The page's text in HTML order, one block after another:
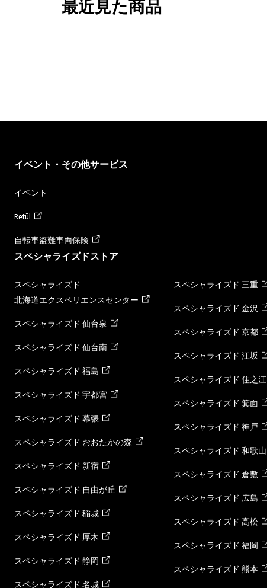
最近見た商品
イベント・その他サービス
イベント
Retül
自転車盗難車両保険
スペシャライズドストア
スペシャライズド
北海道エクスペリエンスセンター
スペシャライズド 仙台泉
スペシャライズド 仙台南
スペシャライズド 福島
スペシャライズド 宇都宮
スペシャライズド 幕張
スペシャライズド おおたかの森
スペシャライズド 新宿
スペシャライズド 自由が丘
スペシャライズド 稲城
スペシャライズド 厚木
スペシャライズド 静岡
スペシャライズド 名城
スペシャライズド 三重
スペシャライズド 金沢
スペシャライズド 京都
スペシャライズド 江坂
スペシャライズド 住之江
スペシャライズド 箕面
スペシャライズド 神戸
スペシャライズド 和歌山
スペシャライズド 倉敷
スペシャライズド 広島
スペシャライズド 高松
スペシャライズド 福岡
スペシャライズド 熊本